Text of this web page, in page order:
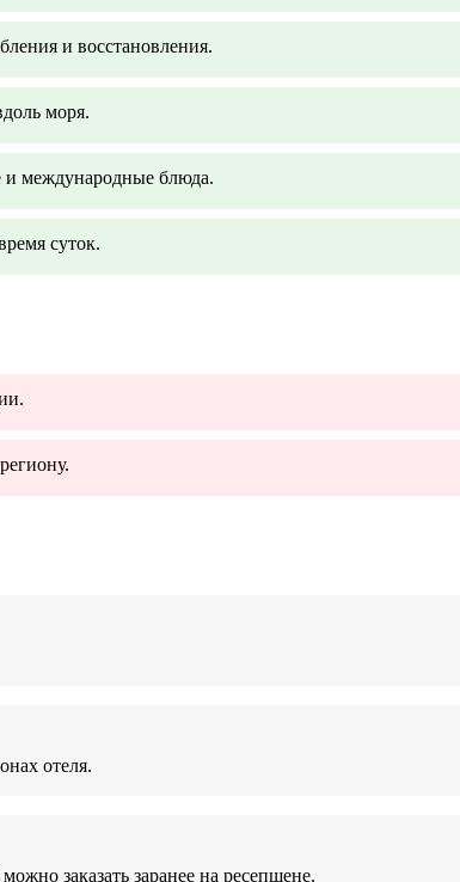
и восстановления.
моря.
и международные блюда.
суток.
отеля.
заказать заранее на ресепшене.